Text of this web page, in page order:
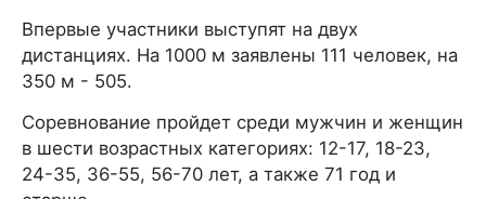
Впервые участники выступят на двух
дистанциях. На 1000 м заявлены 111 человек, на
350 м - 505.
Соревнование пройдет среди мужчин и женщин
в шести возрастных категориях: 12-17, 18-23,
24-35, 36-55, 56-70 лет, а также 71 год и